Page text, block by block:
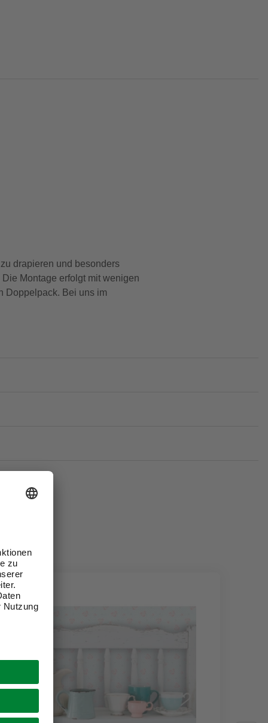
drapieren und besonders
Montage erfolgt mit wenigen
Doppelpack. Bei uns im